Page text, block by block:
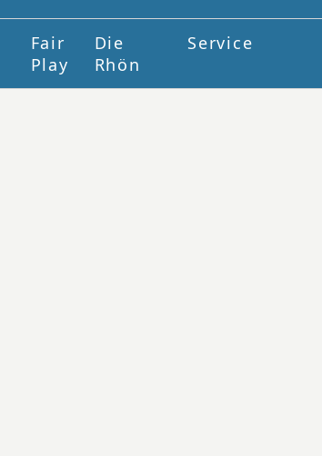
Fair
Play
Die
Rhön
Service